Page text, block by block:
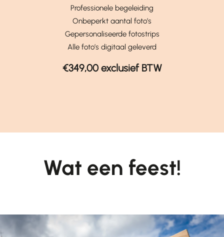
Professionele begeleiding
Onbeperkt aantal foto’s
Gepersonaliseerde fotostrips
Alle foto’s digitaal geleverd
€349,00 exclusief BTW
Wat een feest!